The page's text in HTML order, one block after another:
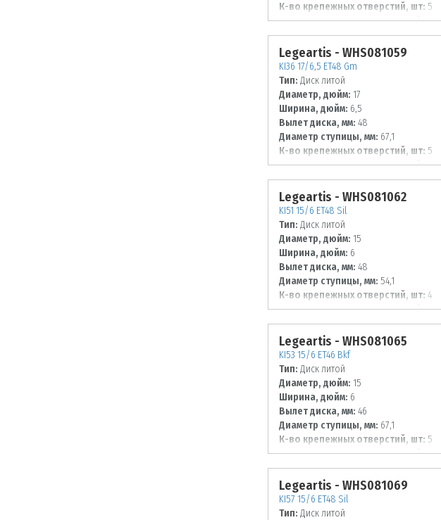
К-во крепежных отверстий, шт: 5
Диаметр располож. отверстий, мм:
114,3
Legeartis - WHS081059
KI36 17/6,5 ET48 Gm
Тип: Диск литой
Диаметр, дюйм: 17
Ширина, дюйм: 6,5
Вылет диска, мм: 48
Диаметр ступицы, мм: 67,1
К-во крепежных отверстий, шт: 5
Диаметр располож. отверстий, мм:
114,3
Legeartis - WHS081062
KI51 15/6 ET48 Sil
Тип: Диск литой
Диаметр, дюйм: 15
Ширина, дюйм: 6
Вылет диска, мм: 48
Диаметр ступицы, мм: 54,1
К-во крепежных отверстий, шт: 4
Диаметр располож. отверстий, мм:
100
Legeartis - WHS081065
KI53 15/6 ET46 Bkf
Тип: Диск литой
Диаметр, дюйм: 15
Ширина, дюйм: 6
Вылет диска, мм: 46
Диаметр ступицы, мм: 67,1
К-во крепежных отверстий, шт: 5
Диаметр располож. отверстий, мм:
114,3
Legeartis - WHS081069
KI57 15/6 ET48 Sil
Тип: Диск литой